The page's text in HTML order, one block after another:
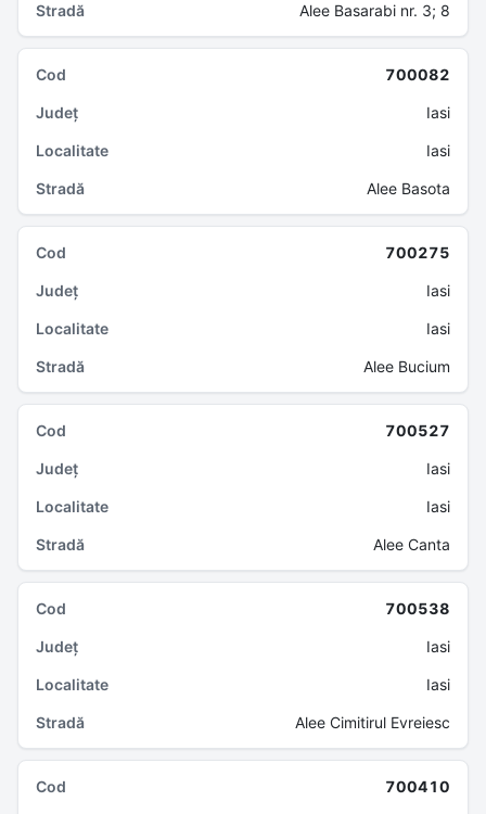
Alee Basarabi nr. 3; 8
700082
Iasi
Iasi
Alee Basota
700275
Iasi
Iasi
Alee Bucium
700527
Iasi
Iasi
Alee Canta
700538
Iasi
Iasi
Alee Cimitirul Evreiesc
700410